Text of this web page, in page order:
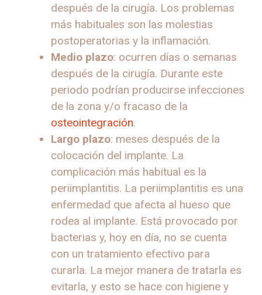
después de la cirugía. Los problemas
más habituales son las molestias
postoperatorias y la inflamación.
Medio plazo: ocurren días o semanas
después de la cirugía. Durante este
periodo podrían producirse infecciones
de la zona y/o fracaso de la
osteointegración.
Largo plazo: meses después de la
colocación del implante. La
complicación más habitual es la
periimplantitis. La periimplantitis es una
enfermedad que afecta al hueso que
rodea al implante. Está provocado por
bacterias y, hoy en día, no se cuenta
con un tratamiento efectivo para
curarla. La mejor manera de tratarla es
evitarla, y esto se hace con higiene y